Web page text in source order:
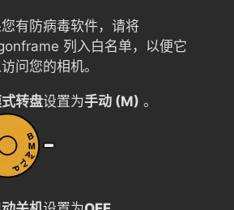
有防病毒软件，请将
列入白名单，以便它
问您的相机。
转盘设置为手动 (M) 。